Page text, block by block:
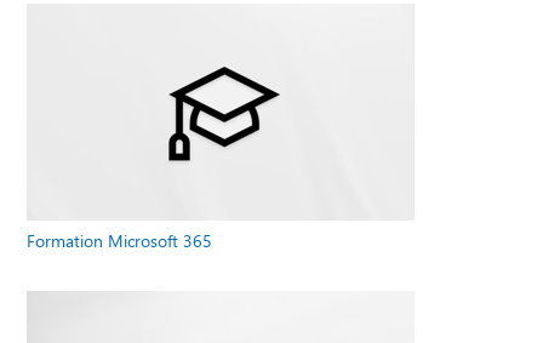
Formation Microsoft 365